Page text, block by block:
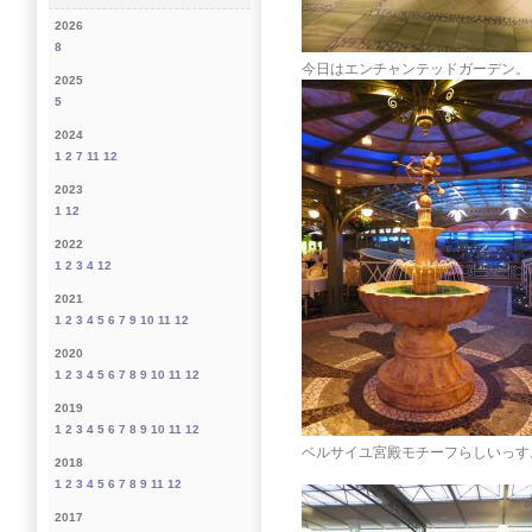
今日はエンチャンテッドガーデン。
ベルサイユ宮殿モチーフらしいっ
2026
8
2025
5
2024
1 2 7 11 12
2023
1 12
2022
1 2 3 4 12
2021
1 2 3 4 5 6 7 9 10 11 12
2020
1 2 3 4 5 6 7 8 9 10 11 12
2019
1 2 3 4 5 6 7 8 9 10 11 12
2018
1 2 3 4 5 6 7 8 9 11 12
2017